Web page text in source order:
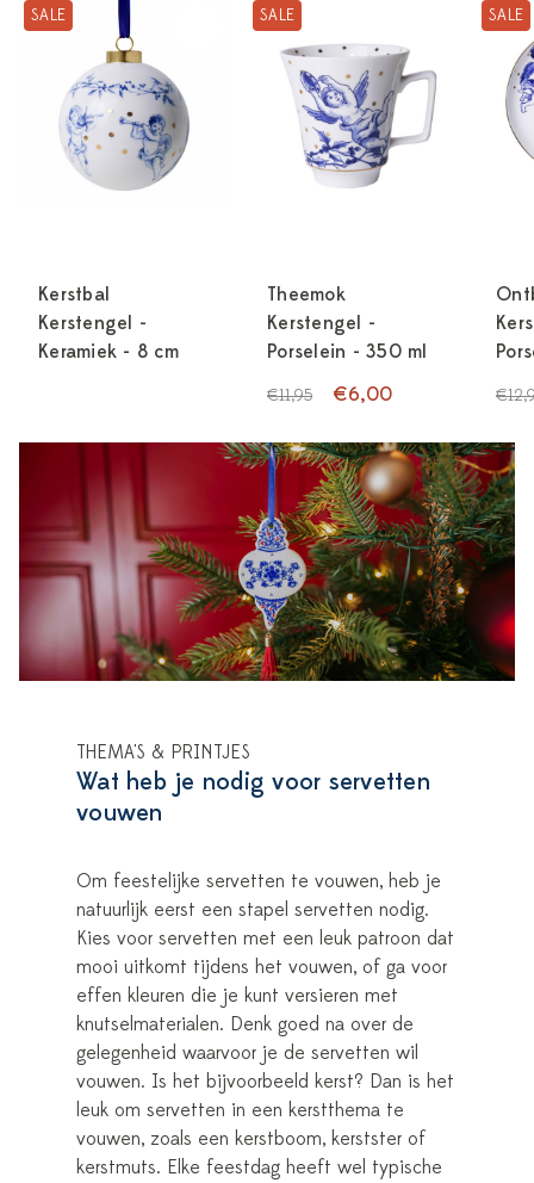
SALE
Kerstbal
Kerstengel -
Keramiek - 8 cm
SALE
Theemok
Kerstengel -
Porselein - 350 ml
€11,95 €6,00
SALE
THEMA'S & PRINTJES
Wat heb je nodig voor servetten
vouwen
Om feestelijke servetten te vouwen, heb je
natuurlijk eerst een stapel servetten nodig.
Kies voor servetten met een leuk patroon dat
mooi uitkomt tijdens het vouwen, of ga voor
effen kleuren die je kunt versieren met
knutselmaterialen. Denk goed na over de
gelegenheid waarvoor je de servetten wil
vouwen. Is het bijvoorbeeld kerst? Dan is het
leuk om servetten in een kerstthema te
vouwen, zoals een kerstboom, kerstster of
kerstmuts. Elke feestdag heeft wel typische